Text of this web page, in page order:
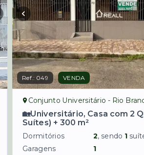
Ref.: 049 VENDA
Conjunto Universitário - Rio
🏡Universitário, Casa com 2
Suítes) + 300 m²
Dormitórios 2, sendo 1
Garagens
1